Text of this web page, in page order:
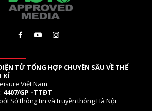
TỬ TỔNG HỢP CHUYÊN SÂU VỀ THỂ
Việt Nam
4407/GP –TTĐT
Sở thông tin và truyền thông Hà Nội